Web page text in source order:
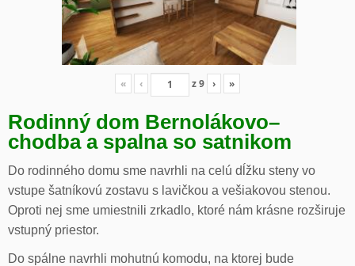
« ‹ z9 › »
Rodinný dom Bernolákovo–
chodba a spalna so satnikom
Do rodinného domu sme navrhli na celú dĺžku steny vo
vstupe šatníkovú zostavu s lavičkou a vešiakovou stenou.
Oproti nej sme umiestnili zrkadlo, ktoré nám krásne rozširuje
vstupný priestor.
Do spálne navrhli mohutnú komodu, na ktorej bude